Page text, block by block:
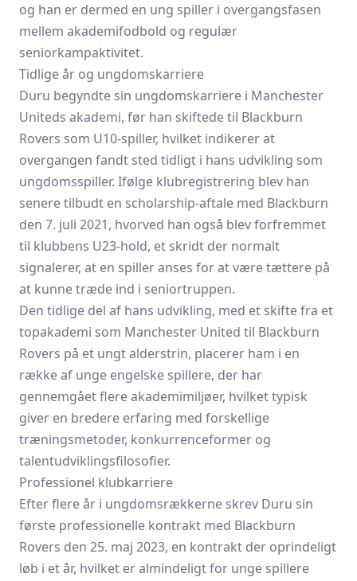
og han er dermed en ung spiller i overgangsfasen
mellem akademifodbold og regulær
seniorkampaktivitet.
Tidlige år og ungdomskarriere
Duru begyndte sin ungdomskarriere i Manchester
Uniteds akademi, før han skiftede til Blackburn
Rovers som U10-spiller, hvilket indikerer at
overgangen fandt sted tidligt i hans udvikling som
ungdomsspiller. Ifølge klubregistrering blev han
senere tilbudt en scholarship-aftale med Blackburn
den 7. juli 2021, hvorved han også blev forfremmet
til klubbens U23-hold, et skridt der normalt
signalerer, at en spiller anses for at være tættere på
at kunne træde ind i seniortruppen.
Den tidlige del af hans udvikling, med et skifte fra et
topakademi som Manchester United til Blackburn
Rovers på et ungt alderstrin, placerer ham i en
række af unge engelske spillere, der har
gennemgået flere akademimiljøer, hvilket typisk
giver en bredere erfaring med forskellige
træningsmetoder, konkurrenceformer og
talentudviklingsfilosofier.
Professionel klubkarriere
Efter flere år i ungdomsrækkerne skrev Duru sin
første professionelle kontrakt med Blackburn
Rovers den 25. maj 2023, en kontrakt der oprindeligt
løb i et år, hvilket er almindeligt for unge spillere